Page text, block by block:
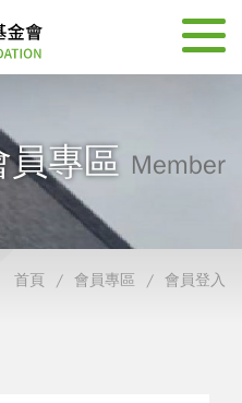
員專區 Member
首頁 會員專區 會員登入